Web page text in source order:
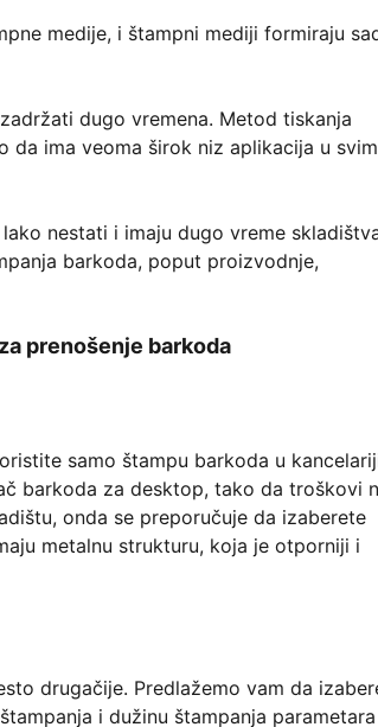
medije, i štampni mediji formiraju
dugo vremena. Metod tiskanja
da ima veoma širok niz aplikacija u svim
nestati i imaju dugo vreme
barkoda, poput proizvodnje,
prenošenje barkoda
samo štampu barkoda u
barkoda za desktop, tako da troškovi
onda se preporučuje da izaberete
metalnu strukturu, koja je otporniji i
drugačije. Predlažemo vam da
i dužinu štampanja parametara